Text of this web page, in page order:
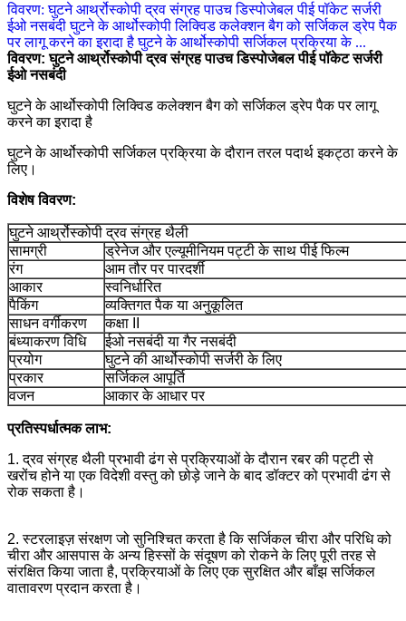
विवरण: घुटने आर्थ्रोस्कोपी द्रव संग्रह पाउच डिस्पोजेबल पीई पॉकेट सर्जरी
ईओ नसबंदी घुटने के आर्थोस्कोपी लिक्विड कलेक्शन बैग को सर्जिकल ड्रेप पैक
पर लागू करने का इरादा है घुटने के आर्थोस्कोपी सर्जिकल प्रक्रिया के ...
विवरण: घुटने आर्थ्रोस्कोपी द्रव संग्रह पाउच डिस्पोजेबल पीई पॉकेट सर्जरी
ईओ नसबंदी
घुटने के आर्थोस्कोपी लिक्विड कलेक्शन बैग को सर्जिकल ड्रेप पैक पर लागू
करने का इरादा है
घुटने के आर्थोस्कोपी सर्जिकल प्रक्रिया के दौरान तरल पदार्थ इकट्ठा करने के
लिए।
विशेष विवरण:
घुटने आर्थ्रोस्कोपी द्रव संग्रह थैली
सामग्री
ड्रेनेज और एल्यूमीनियम पट्टी के साथ पीई फिल्म
रंग
आम तौर पर पारदर्शी
आकार
स्वनिर्धारित
पैकिंग
व्यक्तिगत पैक या अनुकूलित
साधन वर्गीकरण
कक्षा II
बंध्याकरण विधि
ईओ नसबंदी या गैर नसबंदी
प्रयोग
घुटने की आर्थोस्कोपी सर्जरी के लिए
प्रकार
सर्जिकल आपूर्ति
वजन
आकार के आधार पर
प्रतिस्पर्धात्मक लाभ:
1. द्रव संग्रह थैली प्रभावी ढंग से प्रक्रियाओं के दौरान रबर की पट्टी से
खरोंच होने या एक विदेशी वस्तु को छोड़े जाने के बाद डॉक्टर को प्रभावी ढंग से
रोक सकता है।
2. स्टरलाइज़ संरक्षण जो सुनिश्चित करता है कि सर्जिकल चीरा और परिधि को
चीरा और आसपास के अन्य हिस्सों के संदूषण को रोकने के लिए पूरी तरह से
संरक्षित किया जाता है, प्रक्रियाओं के लिए एक सुरक्षित और बाँझ सर्जिकल
वातावरण प्रदान करता है।